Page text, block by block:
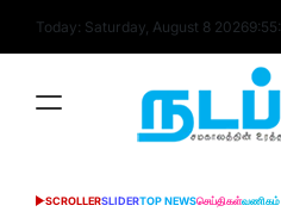
Today: Saturday, August 8 20269:55:
POSTED
SCROLLERSLIDERTOP NEWSசெய்திகள்வணிகம்